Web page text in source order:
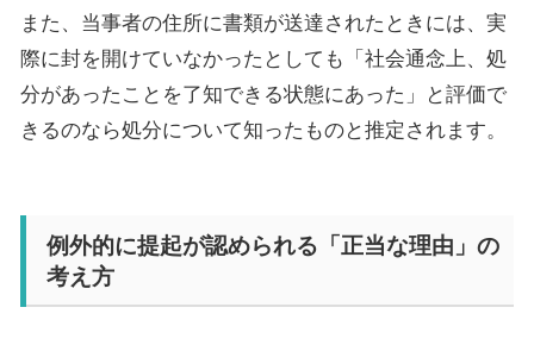
また、当事者の住所に書類が送達されたときには、実
際に封を開けていなかったとしても「社会通念上、処
分があったことを了知できる状態にあった」と評価で
きるのなら処分について知ったものと推定されます。
例外的に提起が認められる「正当な理由」の
考え方